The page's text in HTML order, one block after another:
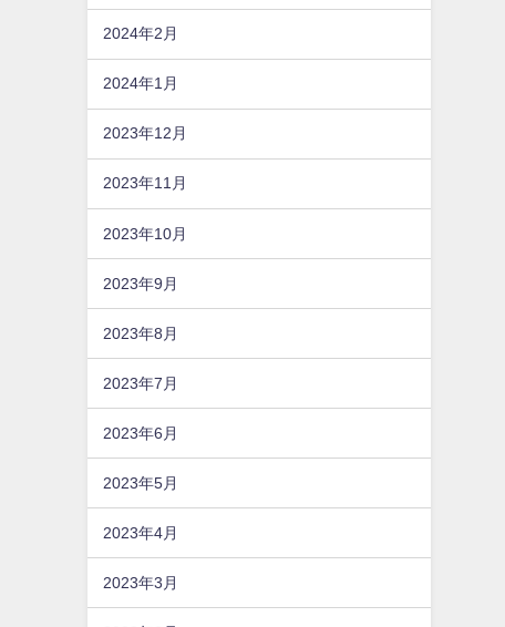
2024年2月
2024年1月
2023年12月
2023年11月
2023年10月
2023年9月
2023年8月
2023年7月
2023年6月
2023年5月
2023年4月
2023年3月